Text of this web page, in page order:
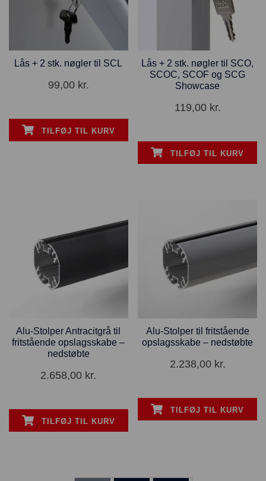
Lås + 2 stk. nøgler til SCL
99,00 kr.
TILFØJ TIL KURV
Lås + 2 stk. nøgler til SCO,
SCOC, SCOF og SCG
Showcase
119,00 kr.
TILFØJ TIL KURV
Alu-Stolper Antracitgrå til
fritstående opslagsskabe –
nedstøbte
2.658,00 kr.
TILFØJ TIL KURV
Alu-Stolper til fritstående
opslagsskabe – nedstøbte
2.238,00 kr.
TILFØJ TIL KURV